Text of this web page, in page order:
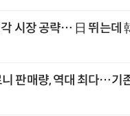
시장 공략… 日 뛰는데
니 판매량, 역대 최다…기